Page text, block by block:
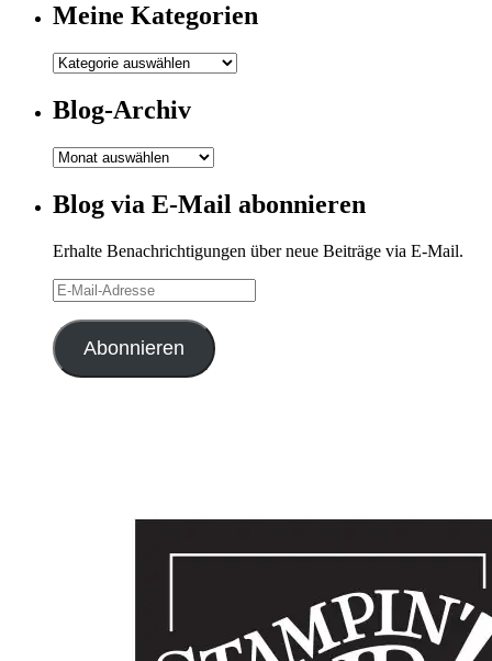
Meine Kategorien
Meine
Blog-Archiv
Blog-
Blog via E-Mail abonnieren
Erhalte Benachrichtigungen über neue Beiträge via E-Mail.
E-
Mail-
Adresse
Abonnieren